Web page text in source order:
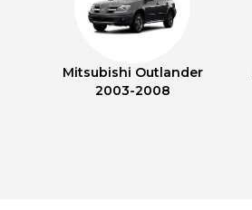
Mitsubishi Outlander
2003-2008